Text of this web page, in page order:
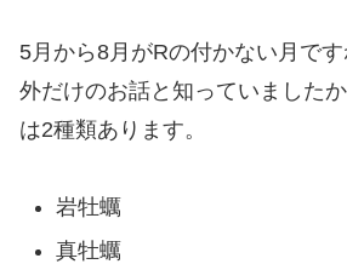
5月から8月がRの付かない月で
外だけのお話と知っていました
は2種類あります。
岩牡蠣
真牡蠣